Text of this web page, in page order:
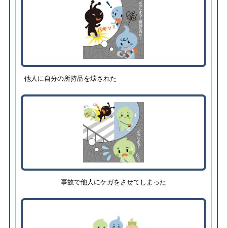
他人に自分の所持品を壊された
事故で他人にケガをさせてしまった